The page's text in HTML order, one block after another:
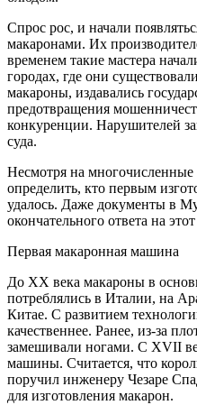
Спрос рос, и начали
макаронами. Их
временем такие мастера
городах, где они
макароны, издавались
предотвращения
конкуренции. Нарушителей
суда.
Несмотря на многочисленные
определить, кто первым
удалось. Даже документы в
окончательного ответа на
Первая макаронная машина
До XX века макароны в
потреблялись в Италии, на
Китае. С развитием
качественнее. Ранее, из-за
замешивали ногами. С XVII
машины. Считается, что
поручил инженеру Чезаре
для изготовления макарон.